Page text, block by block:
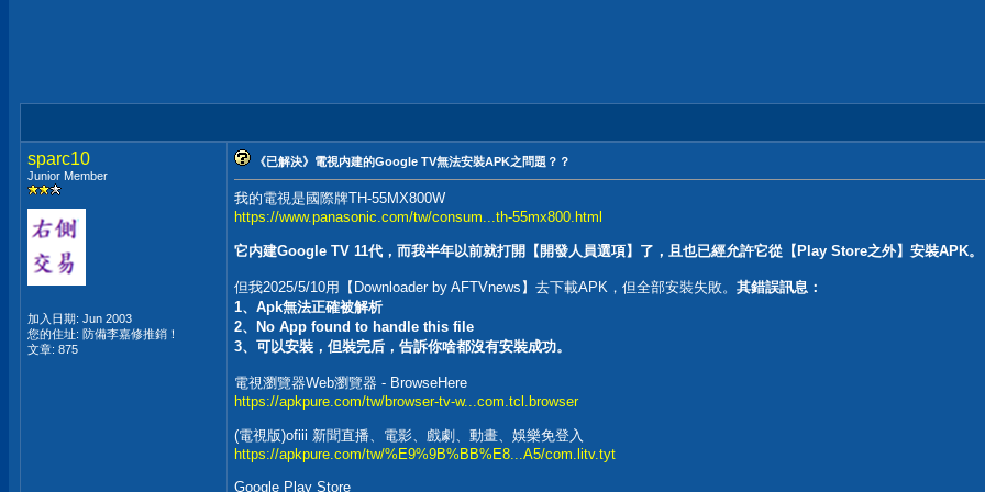
sparc10
Junior Member
加入日期: Jun 2003
您的住址: 防備李嘉修推銷！
文章: 875
《已解決》電視内建的Google TV無法安裝APK之問題？？
我的電視是國際牌TH-55MX800W
https://www.panasonic.com/tw/consum...th-55mx800.html
它内建Google TV 11代，而我半年以前就打開【開發人員選項】了，且也已經允許它從【Play Store之外】安裝APK。
但我2025/5/10用【Downloader by AFTVnews】去下載APK，但全部安裝失敗。 其錯誤訊息：
1、Apk無法正確被解析
2、No App found to handle this file
3、可以安裝，但裝完后，告訴你啥都沒有安裝成功。
電視瀏覽器Web瀏覽器 - BrowseHere
https://apkpure.com/tw/browser-tv-w...com.tcl.browser
(電視版)ofiii 新聞直播、電影、戲劇、動畫、娛樂免登入
https://apkpure.com/tw/%E9%9B%BB%E8...A5/com.litv.tyt
Google Play Store